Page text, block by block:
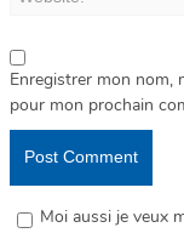
Enregistrer mon nom,
pour mon prochain
Moi aussi je veux